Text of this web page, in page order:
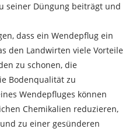
seiner Düngung beiträgt und
dass ein Wendepflug ein
den Landwirten viele Vorteile
zu schonen, die
Bodenqualität zu
Wendepfluges können
Chemikalien reduzieren,
zu einer gesünderen